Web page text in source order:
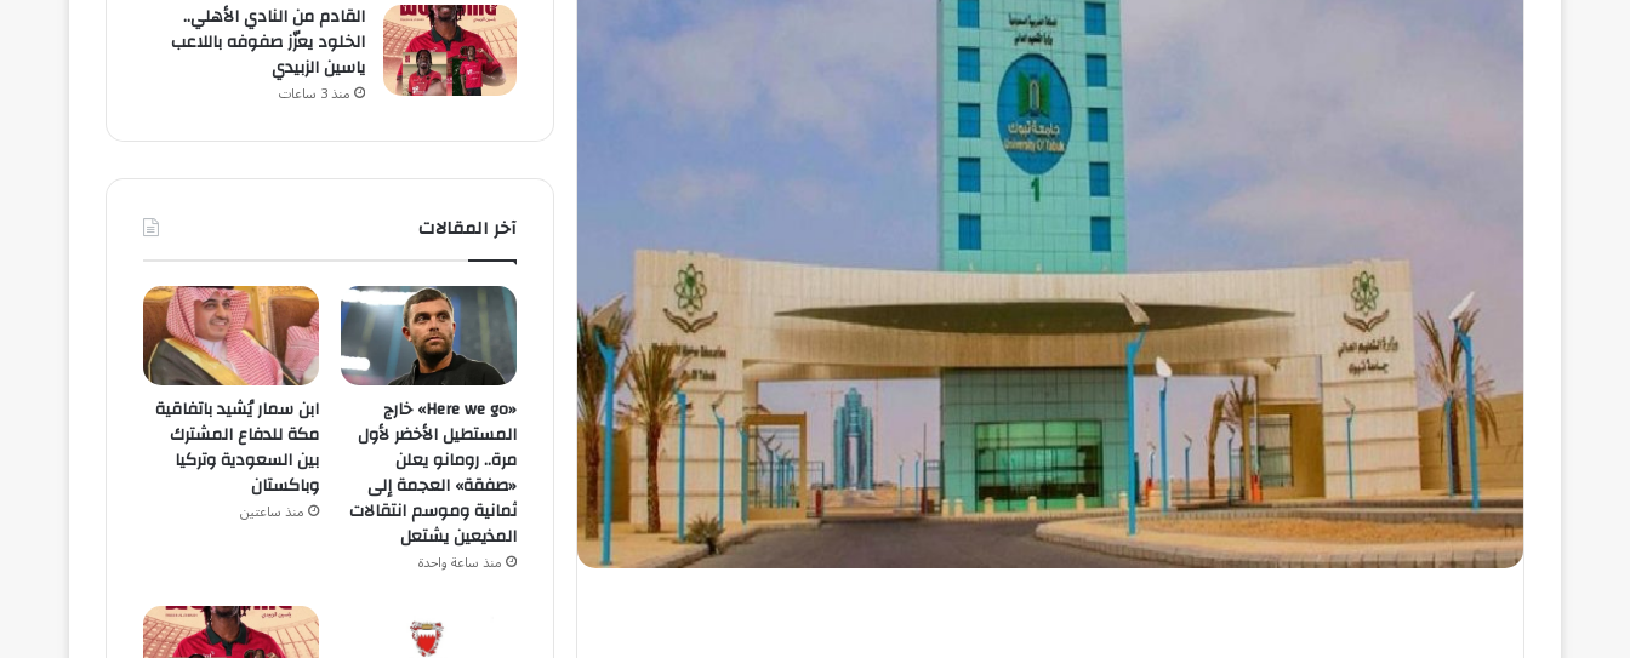
القادم من النادي الأهلي..
الخلود يعزّز صفوفه باللاعب
ياسين الزبيدي
منذ 3 ساعات
آخر المقالات
«Here we go» خارج
المستطيل الأخضر لأول
مرة.. رومانو يعلن
«صفقة» العجمة إلى
ثمانية وموسم انتقالات
المذيعين يشتعل
منذ ساعة واحدة
ابن سمار يُشيد باتفاقية
مكة للدفاع المشترك
بين السعودية وتركيا
وباكستان
منذ ساعتين